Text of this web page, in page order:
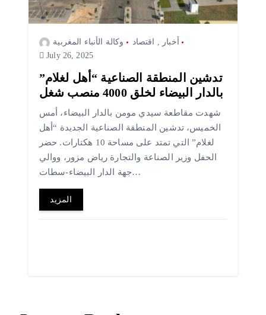
وكالة الأنباء المغربية أخبار ,
اقتصاد
July 26, 2025
تدشين المنطقة الصناعية “أهل لغلام”
بالدار البيضاء لخلق 4000 منصب شغل
شهدت مقاطعة سيدي مومن بالدار البيضاء، أمس
الخميس، تدشين المنطقة الصناعية الجديدة “أهل
لغلام” التي تمتد على مساحة 10 هكتارات. حضر
الحفل وزير الصناعة والتجارة رياض مزور، ووالي
جهة الدار البيضاء-سطات…
المزيد